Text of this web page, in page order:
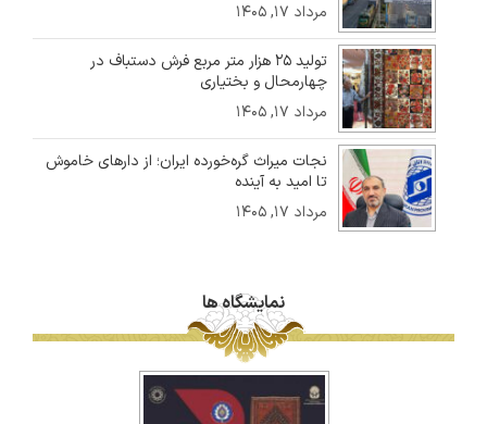
مرداد ۱۷, ۱۴۰۵
تولید ۲۵ هزار متر مربع فرش دستباف در
چهارمحال و بختیاری
مرداد ۱۷, ۱۴۰۵
نجات میراث گره‌خورده ایران؛ از دارهای خاموش
تا امید به آینده
مرداد ۱۷, ۱۴۰۵
نمایشگاه ها